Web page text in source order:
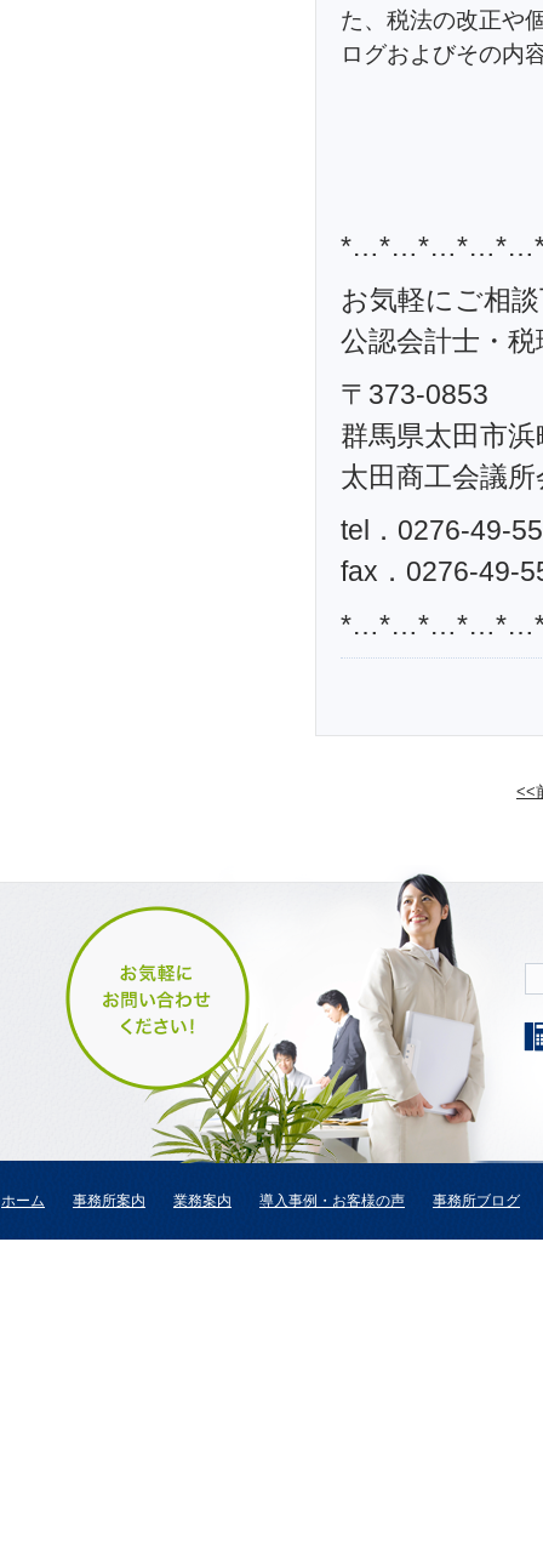
た、税法の改正や
ログおよびその内
お気軽にご相
公認会計士・
〒373-0853
群馬県太田市
太田商工会議
tel．0276-49-
fax．0276-49-
<<
ホーム 事務所案内 業務案内 導入事例・お客様の声 事務所ブログ